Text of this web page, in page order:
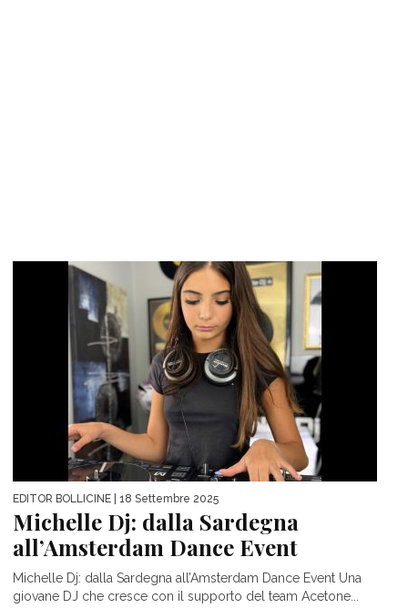
EDITOR BOLLICINE | 18 Settembre 2025
Michelle Dj: dalla Sardegna
all’Amsterdam Dance Event
Michelle Dj: dalla Sardegna all’Amsterdam Dance Event Una
giovane DJ che cresce con il supporto del team Acetone...